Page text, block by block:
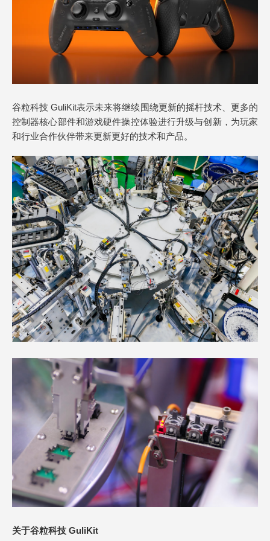
谷粒科技 GuliKit表示未来将继续围绕更新的摇杆技术、更多的
控制器核心部件和游戏硬件操控体验进行升级与创新，为玩家
和行业合作伙伴带来更新更好的技术和产品。
关于谷粒科技 GuliKit